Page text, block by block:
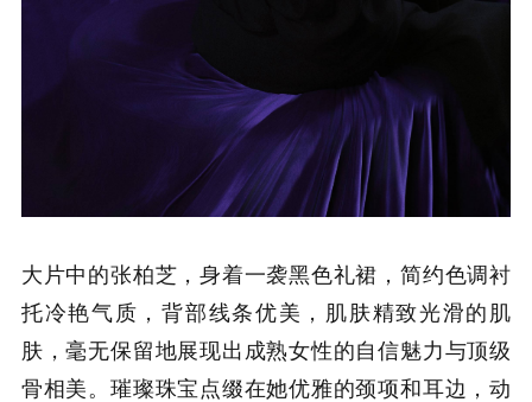
大片中的张柏芝，身着一袭黑色礼裙，简约色调衬
托冷艳气质，背部线条优美，肌肤精致光滑的肌
肤，毫无保留地展现出成熟女性的自信魅力与顶级
骨相美。璀璨珠宝点缀在她优雅的颈项和耳边，动